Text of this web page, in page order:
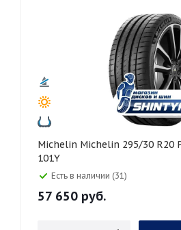
Michelin Michelin 295/30 R20 Pilot Sport 4 S
101Y
Есть в наличии (31)
57 650 руб.